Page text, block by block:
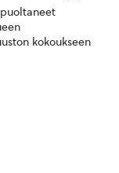
kokoukseen